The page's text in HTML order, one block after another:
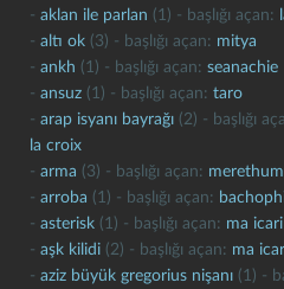
- aklan ile parlan (1) - başlığı açan:
- altı ok (3) - başlığı açan: mitya
- ankh (1) - başlığı açan: seanachie
- ansuz (1) - başlığı açan: taro
- arap isyanı bayrağı (2) - başlığı
la croix
- arma (3) - başlığı açan:
- arroba (1) - başlığı açan:
- asterisk (1) - başlığı açan: ma icari
- aşk kilidi (2) - başlığı açan: ma
- aziz büyük gregorius nişanı (1) -